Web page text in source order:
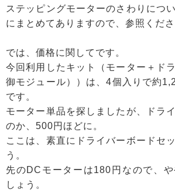
ステッピングモーターのさわりにつ
にまとめてありますので、参照くださ
では、価格に関してです。
今回利用したキット（モーター＋ド
御モジュール））は、4個入りで約
です。
モーター単品を探しましたが、ドラ
のか、500円ほどに。
ここは、素直にドライバーボードセ
う。
先のDCモーターは180円なので、
しょう。